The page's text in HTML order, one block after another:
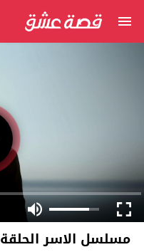
مسلسل الاسر الحلقة 134